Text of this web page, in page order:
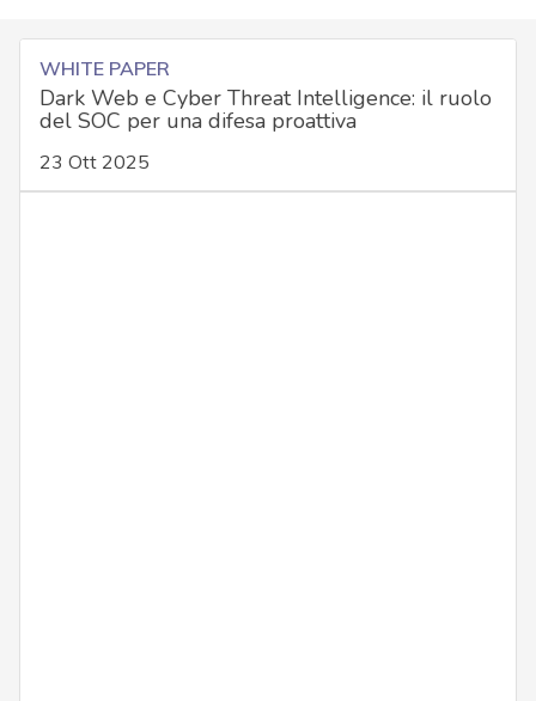
WHITE PAPER
Dark Web e Cyber Threat Intelligence: il ruolo
del SOC per una difesa proattiva
23 Ott 2025